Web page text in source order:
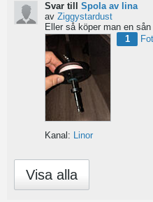
Svar till Spola av lina
av Ziggystardust
Eller så köper man en
1
Kanal: Linor
Visa alla